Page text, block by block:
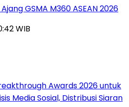
GSMA M360 ASEAN 2026
WIB
Awards 2026 untuk
Media Sosial, Distribusi Siaran